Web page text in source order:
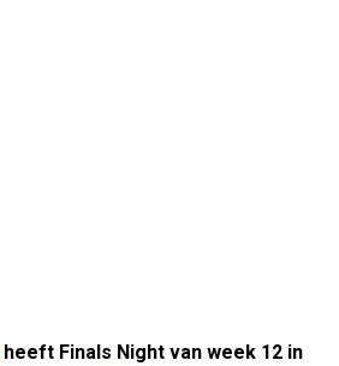
heeft Finals Night van week 12 in